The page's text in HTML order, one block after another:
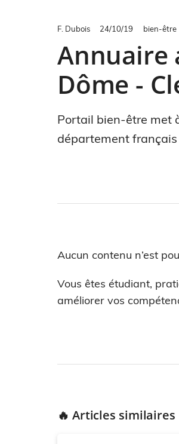
F. Dubois 24/10/19 bien-être
Annuaire
Dôme -
Portail bien-être met
département
Aucun contenu n’est
Vous êtes étudiant,
améliorer vos
🔥 Articles similaires